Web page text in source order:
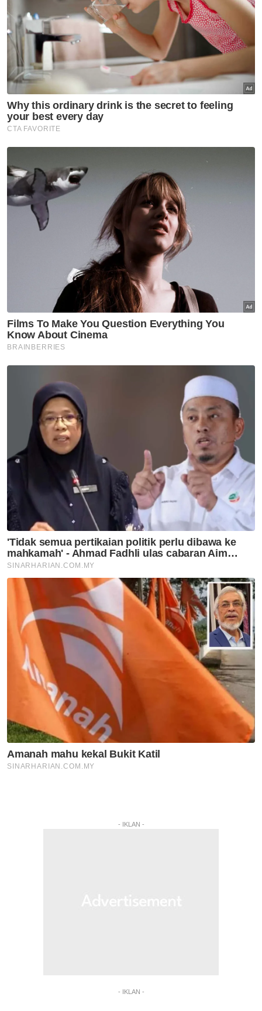
- IKLAN -
- IKLAN -